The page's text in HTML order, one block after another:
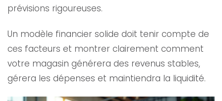
prévisions rigoureuses.
Un modèle financier solide doit tenir compte de
ces facteurs et montrer clairement comment
votre magasin générera des revenus stables,
gérera les dépenses et maintiendra la liquidité.